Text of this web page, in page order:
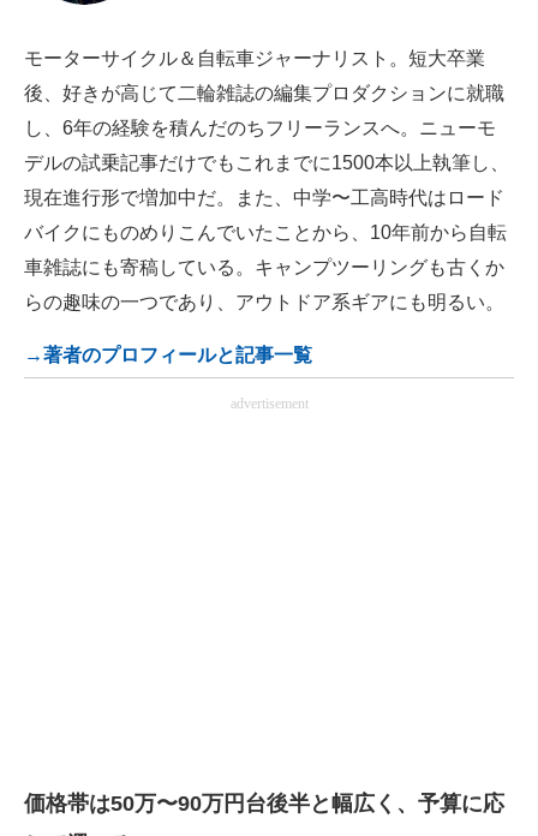
モーターサイクル＆自転車ジャーナリスト。短大卒業
後、好きが高じて二輪雑誌の編集プロダクションに就職
し、6年の経験を積んだのちフリーランスへ。ニューモ
デルの試乗記事だけでもこれまでに1500本以上執筆し、
現在進行形で増加中だ。また、中学〜工高時代はロード
バイクにものめりこんでいたことから、10年前から自転
車雑誌にも寄稿している。キャンプツーリングも古くか
らの趣味の一つであり、アウトドア系ギアにも明るい。
→著者のプロフィールと記事一覧
advertisement
価格帯は50万〜90万円台後半と幅広く、予算に応